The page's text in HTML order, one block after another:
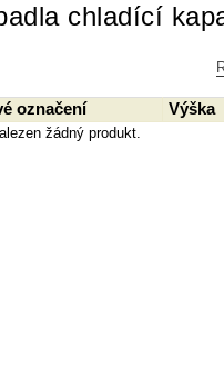
chladící
označení Výška
žádný produkt.